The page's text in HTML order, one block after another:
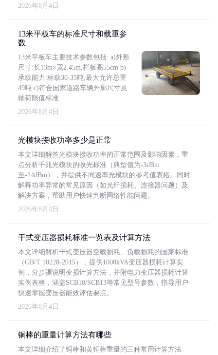
2026年8月4日
13米平板车的标准尺寸和载重参
数
13米平板车主要技术参数包括: a)外形
尺寸:长13m×宽2.45m,栏板高55cm b)
承载能力:标载30-35吨,最大允许总重
49吨 c)符合国家道路车辆外廓尺寸及
轴荷限值标准
2026年8月4日
光模块接收功率多少是正常
本文详细解答光模块接收功率的正常范围及影响因素，重
点分析千兆光模块的收光标准（典型值为-3dBm
至-24dBm），并提供不同速率光模块的参考值表格。同时
解释功率异常的常见原因（如光纤损耗、连接器问题）及
解决方案，帮助用户快速判断网络性能问题。
2026年8月4日
干式变压器损耗标准一览表及计算方法
本文详细解析干式变压器空载损耗、负载损耗的国家标准
（GB/T 10228-2015），提供1000kVA变压器损耗计算实
例，分步骤说明变损计算方法，并附电力变压器损耗计算
实例表格，涵盖SCB10/SCB13等常见型号参数，指导用户
快速掌握变压器能效评估要点。
2026年8月4日
铜棒的重量计算方法有哪些
本文详细介绍了铜棒和黄铜棒重量的三种常用计算方法